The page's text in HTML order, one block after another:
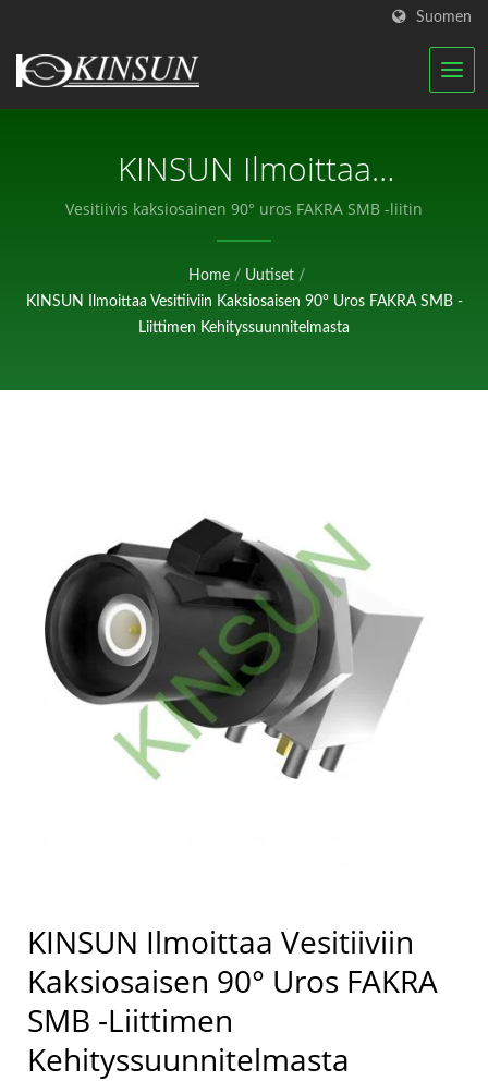
Suomen
KINSUN Ilmoittaa
Kehityssuunnitelmasta
Vedenpitävälle
Kaksiosaiselle 90° Uros
FAKRA SMB -liittimelle |
Sertifioitujen RF-Antennien
Vesitiivis kaksiosainen 90° uros FAKRA SMB -liitin
Home / Uutiset /
KINSUN Ilmoittaa Vesitiiviin Kaksiosaisen 90° Uros FAKRA SMB -
Liittimen Kehityssuunnitelmasta
KINSUN Ilmoittaa Vesitiiviin
Kaksiosaisen 90° Uros FAKRA
SMB -liittimen
Kehityssuunnitelmasta